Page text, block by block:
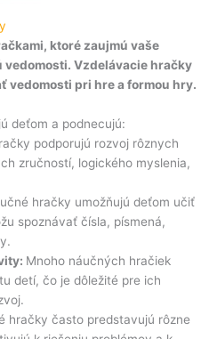
ktoré zaujmú vaše
Vzdelávacie hračky
vedomosti pri hre a formou hry.
deťom a podnecujú:
podporujú rozvoj rôznych
zručností, logického myslenia,
hračky umožňujú deťom učiť
spoznávať čísla, písmená,
Mnoho náučných hračiek
detí, čo je dôležité pre ich
hračky často predstavujú rôzne